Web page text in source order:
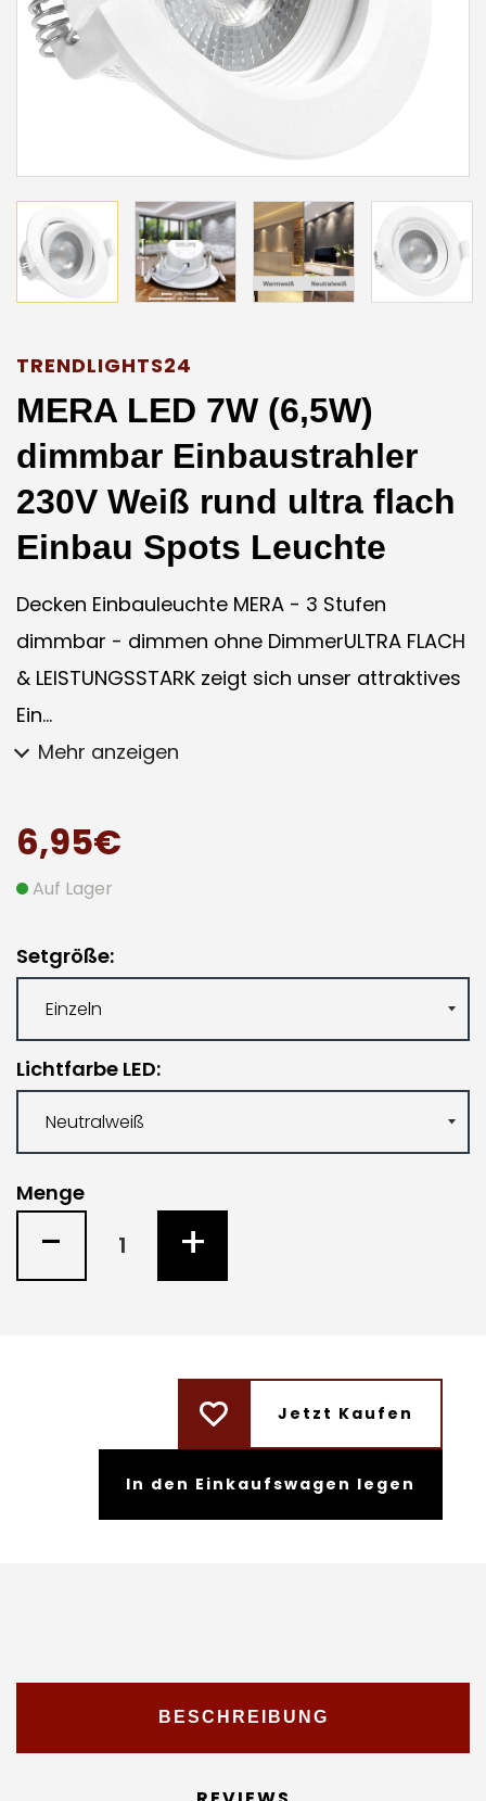
TRENDLIGHTS24
MERA LED 7W (6,5W)
dimmbar Einbaustrahler
230V Weiß rund ultra flach
Einbau Spots Leuchte
Decken Einbauleuchte MERA - 3 Stufen
dimmbar - dimmen ohne DimmerULTRA FLACH
& LEISTUNGSSTARK zeigt sich unser attraktives
Ein...
Mehr anzeigen
6,95€
Auf Lager
Setgröße
Lichtfarbe LED
Menge
- +
Jetzt Kaufen
In den Einkaufswagen legen
BESCHREIBUNG